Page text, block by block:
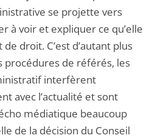
se projette vers
à voir et expliquer ce qu’elle
droit. C’est d’autant plus
procédures de référés, les
interfèrent
avec l’actualité et sont
médiatique beaucoup
de la décision du Conseil